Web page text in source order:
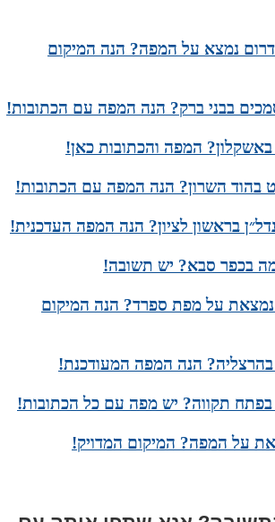
נמצא על המפה? הנה המיקום
בבני ברק? הנה המפה עם הכתובות!
המפה והכתובות כאן!
בהוד השרון? הנה המפה עם הכתובות!
בראשון לציון? הנה המפה העדכנית!
בכפר סבא? יש תשובה!
נמצאת על מפת ספרד? הנה המיקום
בהרצליה? הנה המפה המעודכנת!
בפתח תקווה? יש מפה עם כל הכתובות!
על המפה? המיקום המדויק!